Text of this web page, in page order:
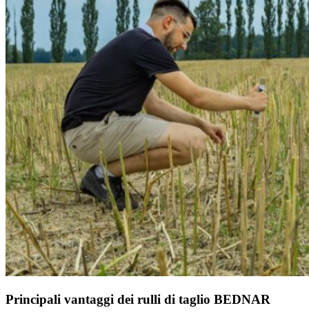
Principali vantaggi dei rulli di taglio BEDNAR